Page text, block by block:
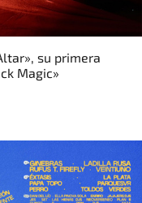
su primera
Magic»